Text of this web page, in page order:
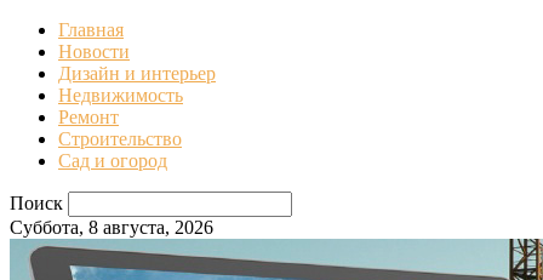
Главная
Новости
Дизайн и интерьер
Недвижимость
Ремонт
Строительство
Сад и огород
Поиск
Суббота, 8 августа, 2026